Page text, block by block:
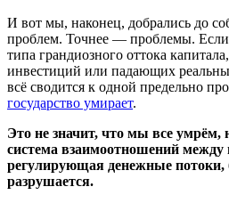
И вот мы, наконец, добрались до
проблем. Точнее — проблемы. Если
типа грандиозного оттока
инвестиций или падающих
всё сводится к одной предельно
государство умирает.
Это не значит, что мы все
система взаимоотношений
регулирующая денежные потоки,
разрушается.